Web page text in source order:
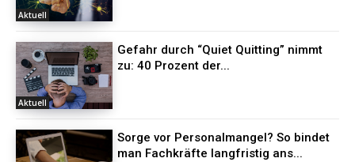
Aktuell
Aktuell
Gefahr durch “Quiet Quitting” nimmt
zu: 40 Prozent der...
Sorge vor Personalmangel? So bindet
man Fachkräfte langfristig ans...